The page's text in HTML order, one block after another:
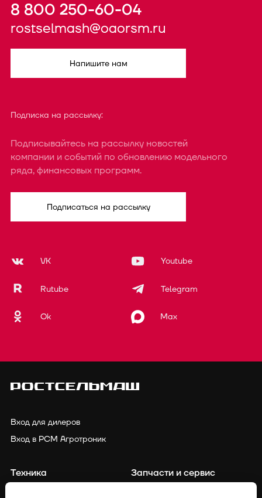
8 800 250-60-04
rostselmash@oaorsm.ru
Напишите нам
Подписка на рассылку:
Подписывайтесь на рассылку новостей
компании и событий по обновлению модельного
ряда, финансовых программ.
Подписаться на рассылку
VK Youtube
Rutube Telegram
Ok Max
Вход для дилеров
Вход в РСМ Агротроник
Техника
Запчасти и сервис